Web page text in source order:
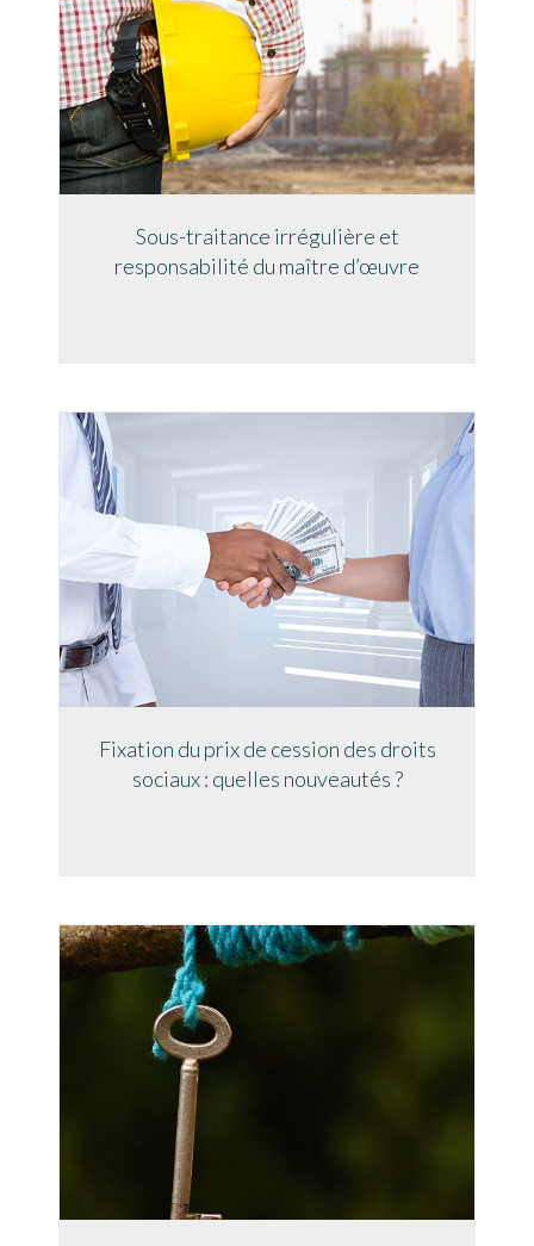
Sous-traitance irrégulière et
responsabilité du maître d’œuvre
Fixation du prix de cession des droits
sociaux : quelles nouveautés ?